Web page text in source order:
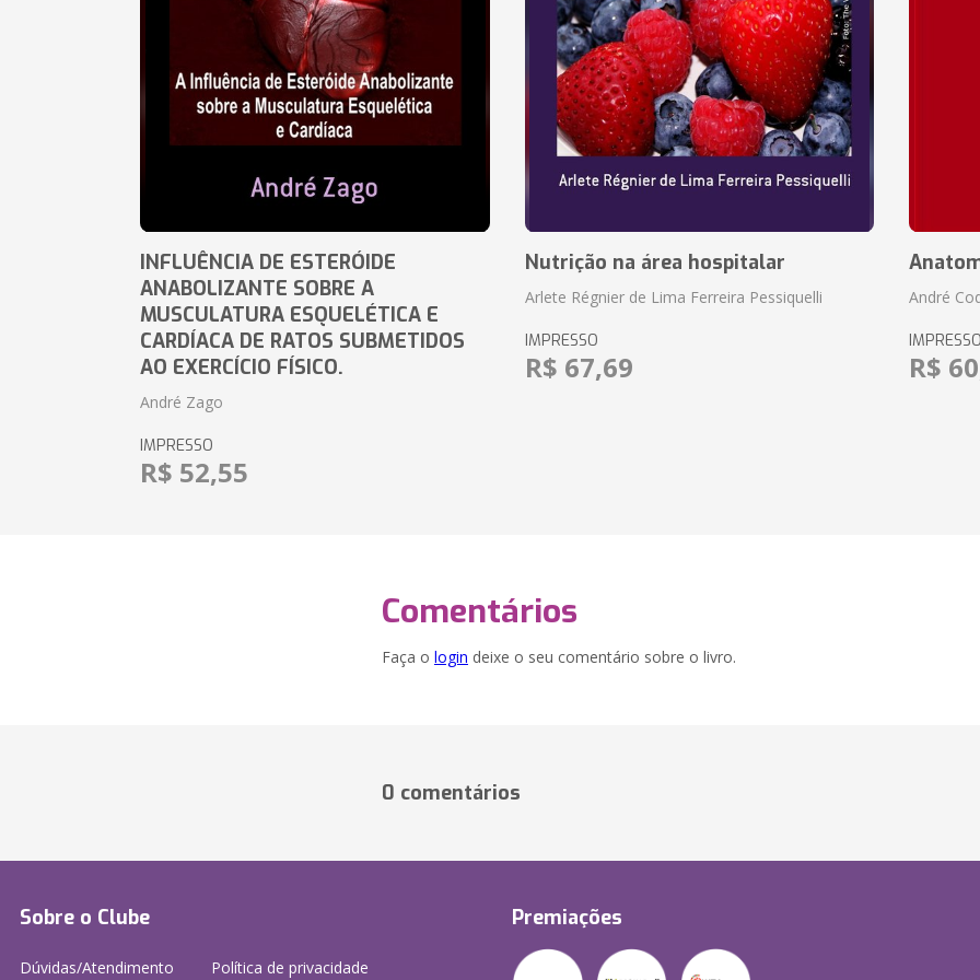
INFLUÊNCIA DE ESTERÓIDE
ANABOLIZANTE SOBRE A
MUSCULATURA ESQUELÉTICA E
CARDÍACA DE RATOS SUBMETIDOS
AO EXERCÍCIO FÍSICO.
André Zago
IMPRESSO
R$ 52,55
Nutrição na área hospitalar
Arlete Régnier de Lima Ferreira Pessiquelli
IMPRESSO
R$ 67,69
André
IMPRESSO
R$
Comentários
Faça o login deixe o seu comentário sobre o livro.
0 comentários
Sobre o Clube
Dúvidas/Atendimento Política de privacidade
Premiações